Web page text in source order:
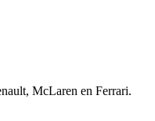
McLaren en Ferrari.